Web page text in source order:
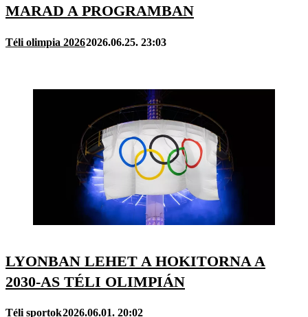
MARAD A PROGRAMBAN
Téli olimpia 20262026.06.25. 23:03
LYONBAN LEHET A HOKITORNA A
2030-AS TÉLI OLIMPIÁN
Téli sportok2026.06.01. 20:02